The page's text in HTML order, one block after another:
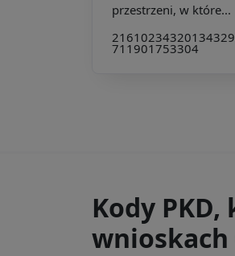
przestrzeni, w które...
216102343201
711901753304
Kody
wnioskach